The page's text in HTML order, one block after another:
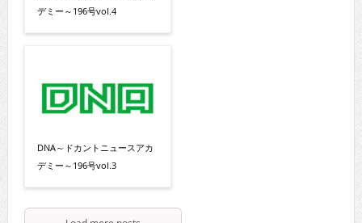
デミー～196号vol.4
DNA～ドカントニュースアカ
デミー～196号vol.3